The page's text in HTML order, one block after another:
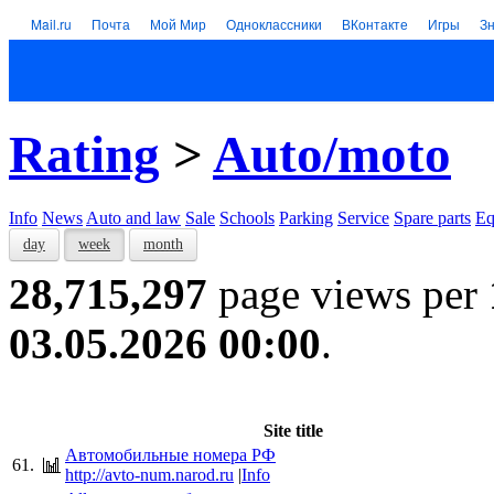
Mail.ru Почта Мой Мир Одноклассники ВКонтакте Игры
Rating > Auto/moto
Info News Auto and law Sale Schools Parking Service Spare parts
day week month
28,715,297 page views per
03.05.2026 00:00.
Site title
61.
Автомобильные номера РФ
http://avto-num.narod.ru |Info